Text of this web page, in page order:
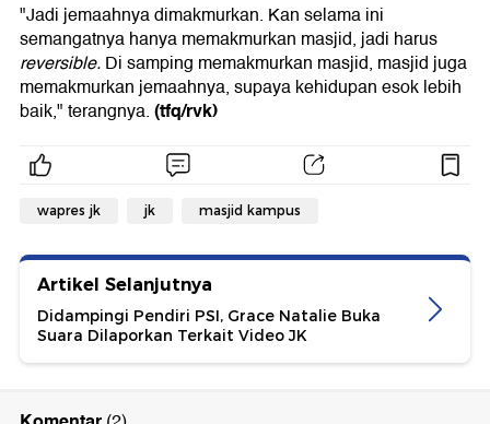
"Jadi jemaahnya dimakmurkan. Kan selama ini
semangatnya hanya memakmurkan masjid, jadi harus
reversible.Di samping memakmurkan masjid, masjid juga
memakmurkan jemaahnya, supaya kehidupan esok lebih
baik," terangnya.(tfq/rvk)
wapres jk jk masjid kampus
Artikel Selanjutnya
Didampingi Pendiri PSI, Grace Natalie Buka
Suara Dilaporkan Terkait Video JK